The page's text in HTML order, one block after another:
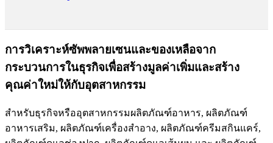
การวิเคราะห์ซัพพลายเซนและของเหลือจาก
กระบวนการในธุรกิจเพื่อสร้างมูลค่าเพิ่มและสร้าง
คุณค่าใหม่ให้กับอุตสาหกรรม
สำหรับธุรกิจหรืออุตสาหกรรมผลิตภัณฑ์อาหาร, ผลิตภัณฑ์
อาหารเสริม, ผลิตภัณฑ์เครื่องสำอาง, ผลิตภัณฑ์ครีมสกินแคร์,